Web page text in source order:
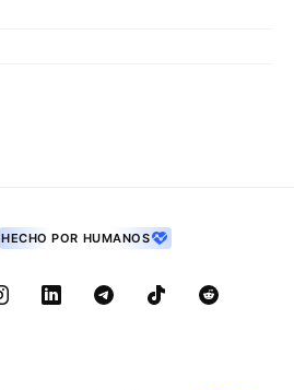
HECHO POR HUMANOS